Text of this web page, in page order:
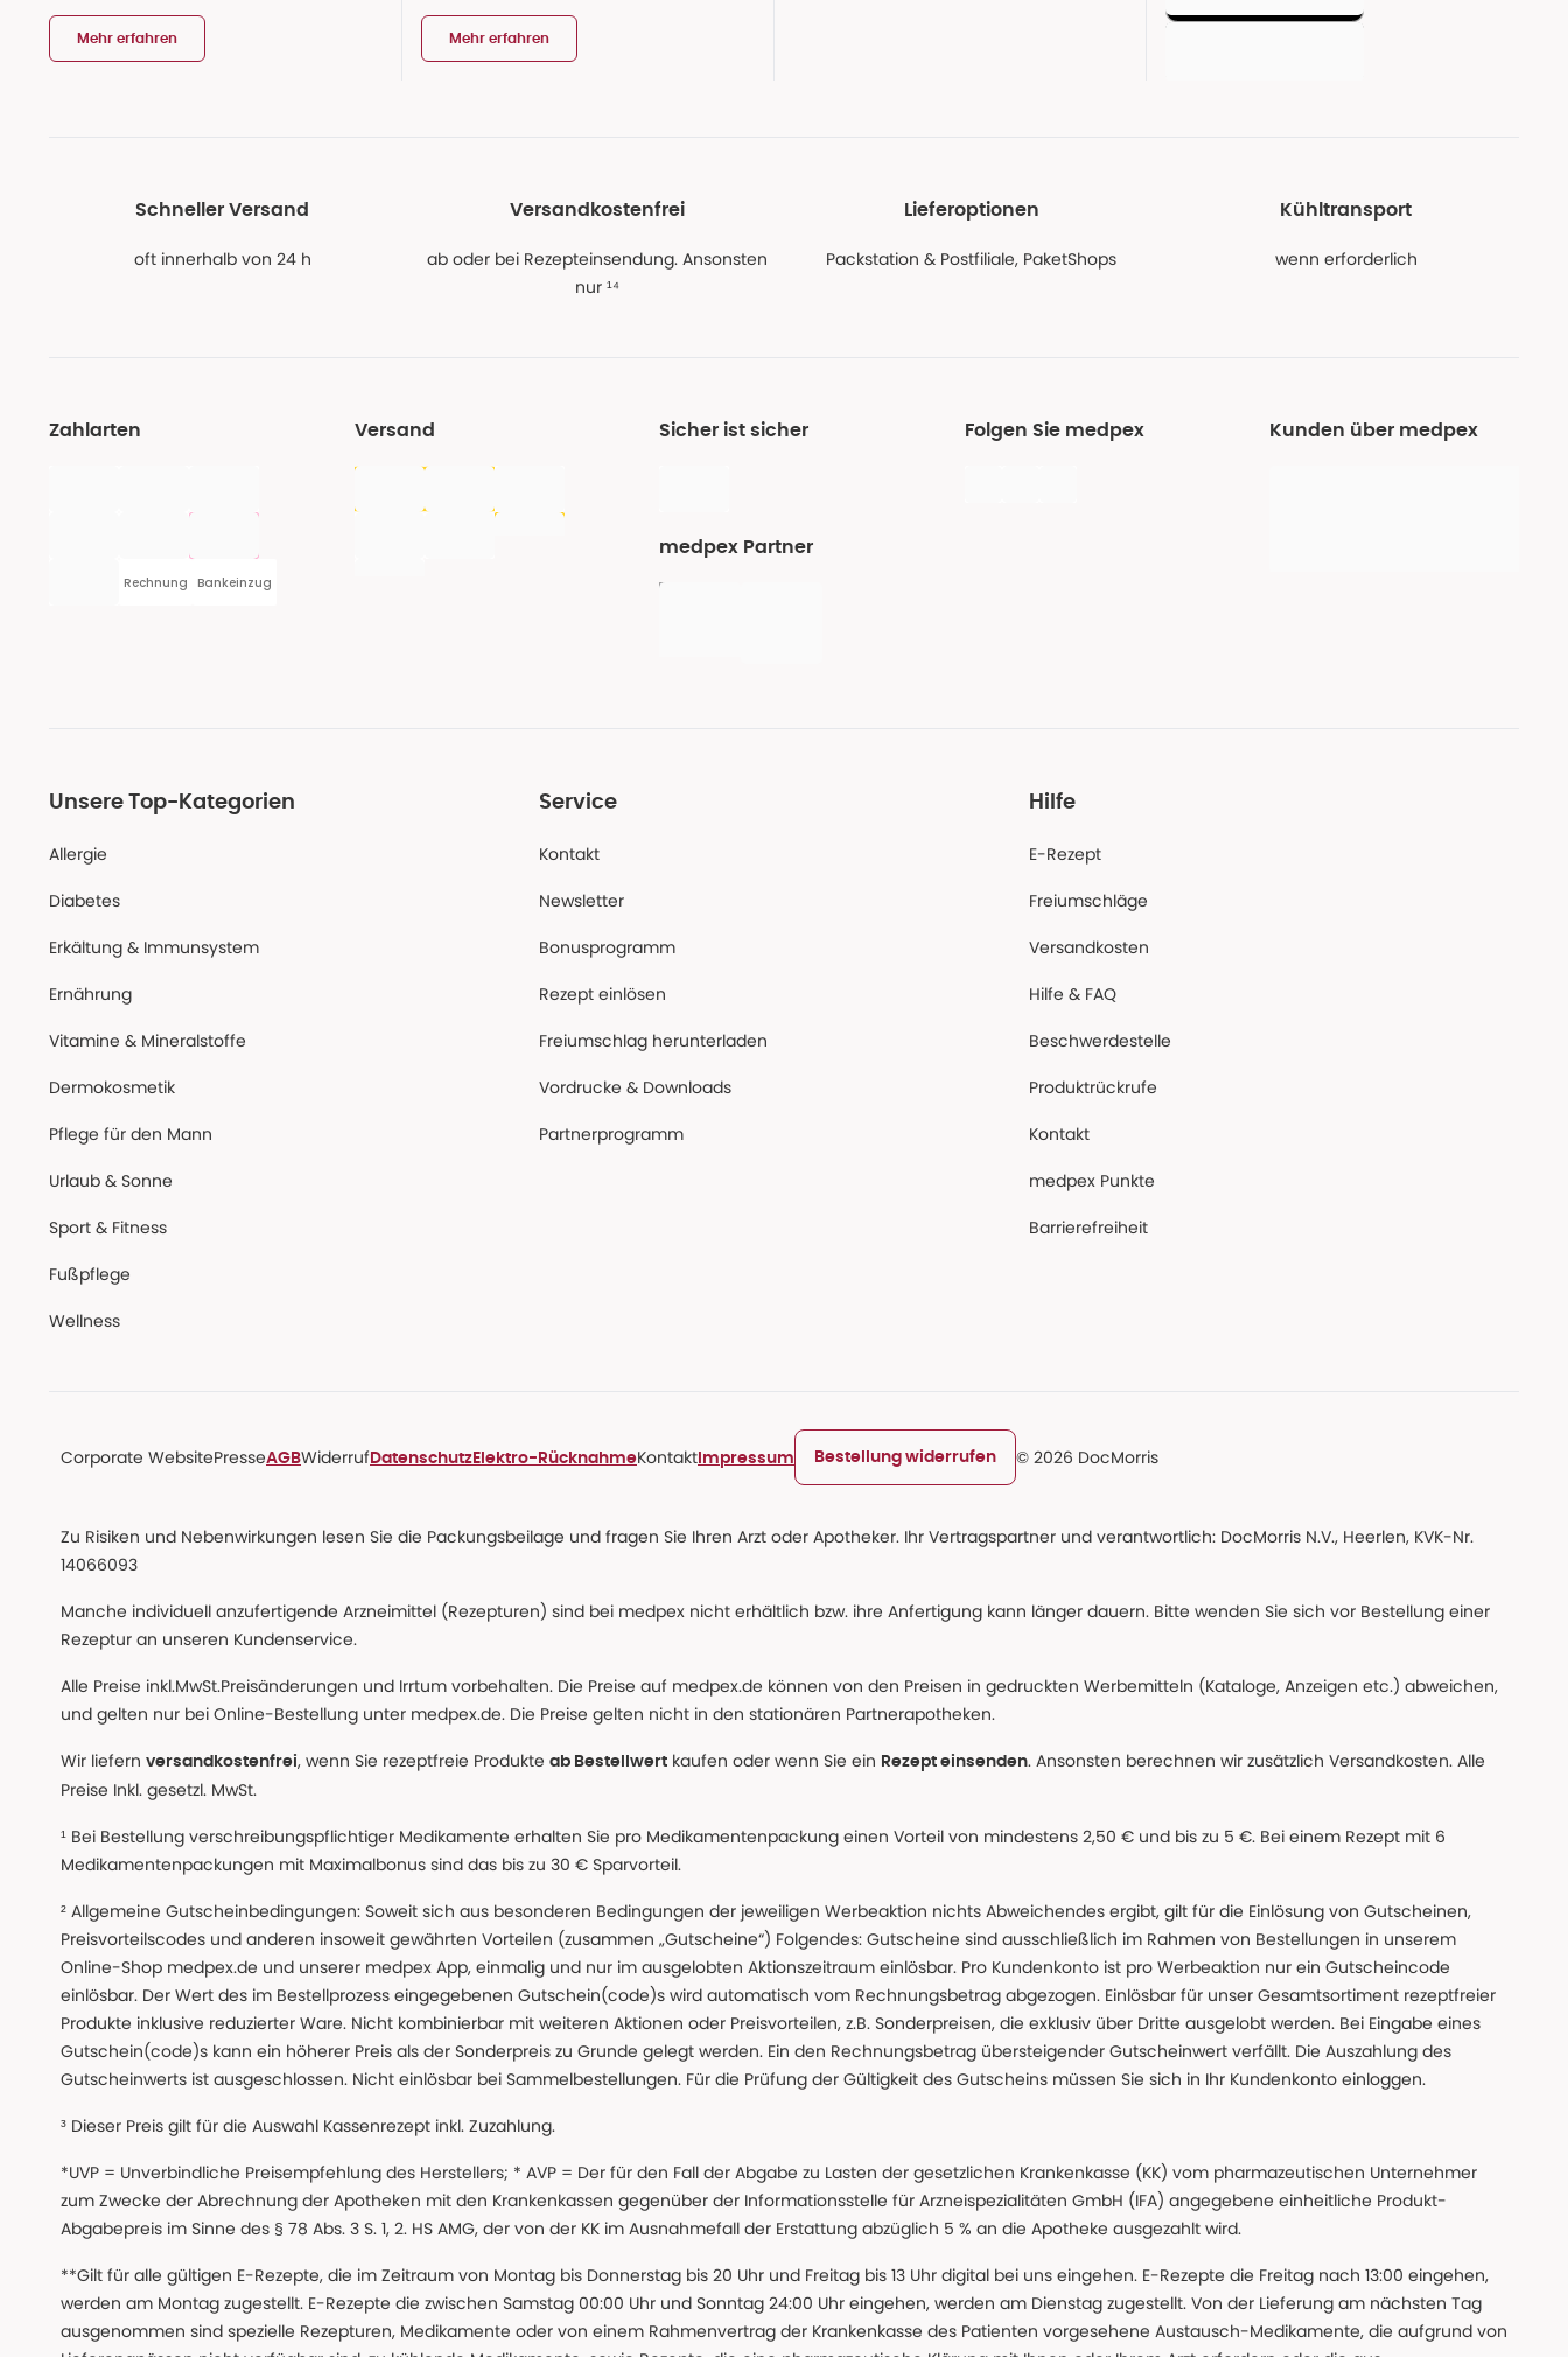
Mehr erfahren Mehr erfahren
Schneller Versand
oft innerhalb von 24 h
Versandkostenfrei
ab oder bei Rezepteinsendung. Ansonsten
nur ¹⁴
Lieferoptionen
Packstation & Postfiliale, PaketShops
Kühltransport
wenn erforderlich
Zahlarten
Rechnung Bankeinzug
Versand Sicher ist sicher
medpex Partner
Folgen Sie medpex Kunden über medpex
Unsere Top-Kategorien
Allergie
Diabetes
Erkältung & Immunsystem
Ernährung
Vitamine & Mineralstoffe
Dermokosmetik
Pflege für den Mann
Urlaub & Sonne
Sport & Fitness
Fußpflege
Wellness
Service
Kontakt
Newsletter
Bonusprogramm
Rezept einlösen
Freiumschlag herunterladen
Vordrucke & Downloads
Partnerprogramm
Hilfe
E-Rezept
Freiumschläge
Versandkosten
Hilfe & FAQ
Beschwerdestelle
Produktrückrufe
Kontakt
medpex Punkte
Barrierefreiheit
Corporate WebsitePresseAGBWiderruf Datenschutz Elektro-RücknahmeKontakt Impressum Bestellung widerrufen © 2026 DocMorris
Zu Risiken und Nebenwirkungen lesen Sie die Packungsbeilage und fragen Sie Ihren Arzt oder Apotheker. Ihr Vertragspartner und verantwortlich: DocMorris N.V., Heerlen, KVK-Nr.
14066093
Manche individuell anzufertigende Arzneimittel (Rezepturen) sind bei medpex nicht erhältlich bzw. ihre Anfertigung kann länger dauern. Bitte wenden Sie sich vor Bestellung einer
Rezeptur an unseren Kundenservice.
Alle Preise inkl.MwSt.Preisänderungen und Irrtum vorbehalten. Die Preise auf medpex.de können von den Preisen in gedruckten Werbemitteln (Kataloge, Anzeigen etc.) abweichen,
und gelten nur bei Online-Bestellung unter medpex.de. Die Preise gelten nicht in den stationären Partnerapotheken.
Wir liefern versandkostenfrei, wenn Sie rezeptfreie Produkte ab Bestellwert kaufen oder wenn Sie ein Rezept einsenden. Ansonsten berechnen wir zusätzlich Versandkosten. Alle
Preise Inkl. gesetzl. MwSt.
¹ Bei Bestellung verschreibungspflichtiger Medikamente erhalten Sie pro Medikamentenpackung einen Vorteil von mindestens 2,50 € und bis zu 5 €. Bei einem Rezept mit 6
Medikamentenpackungen mit Maximalbonus sind das bis zu 30 € Sparvorteil.
² Allgemeine Gutscheinbedingungen: Soweit sich aus besonderen Bedingungen der jeweiligen Werbeaktion nichts Abweichendes ergibt, gilt für die Einlösung von Gutscheinen,
Preisvorteilscodes und anderen insoweit gewährten Vorteilen (zusammen „Gutscheine“) Folgendes: Gutscheine sind ausschließlich im Rahmen von Bestellungen in unserem
Online-Shop medpex.de und unserer medpex App, einmalig und nur im ausgelobten Aktionszeitraum einlösbar. Pro Kundenkonto ist pro Werbeaktion nur ein Gutscheincode
einlösbar. Der Wert des im Bestellprozess eingegebenen Gutschein(code)s wird automatisch vom Rechnungsbetrag abgezogen. Einlösbar für unser Gesamtsortiment rezeptfreier
Produkte inklusive reduzierter Ware. Nicht kombinierbar mit weiteren Aktionen oder Preisvorteilen, z.B. Sonderpreisen, die exklusiv über Dritte ausgelobt werden. Bei Eingabe eines
Gutschein(code)s kann ein höherer Preis als der Sonderpreis zu Grunde gelegt werden. Ein den Rechnungsbetrag übersteigender Gutscheinwert verfällt. Die Auszahlung des
Gutscheinwerts ist ausgeschlossen. Nicht einlösbar bei Sammelbestellungen. Für die Prüfung der Gültigkeit des Gutscheins müssen Sie sich in Ihr Kundenkonto einloggen.
³ Dieser Preis gilt für die Auswahl Kassenrezept inkl. Zuzahlung.
*UVP = Unverbindliche Preisempfehlung des Herstellers; * AVP = Der für den Fall der Abgabe zu Lasten der gesetzlichen Krankenkasse (KK) vom pharmazeutischen Unternehmer
zum Zwecke der Abrechnung der Apotheken mit den Krankenkassen gegenüber der Informationsstelle für Arzneispezialitäten GmbH (IFA) angegebene einheitliche Produkt-
Abgabepreis im Sinne des § 78 Abs. 3 S. 1, 2. HS AMG, der von der KK im Ausnahmefall der Erstattung abzüglich 5 % an die Apotheke ausgezahlt wird.
**Gilt für alle gültigen E-Rezepte, die im Zeitraum von Montag bis Donnerstag bis 20 Uhr und Freitag bis 13 Uhr digital bei uns eingehen. E-Rezepte die Freitag nach 13:00 eingehen,
werden am Montag zugestellt. E-Rezepte die zwischen Samstag 00:00 Uhr und Sonntag 24:00 Uhr eingehen, werden am Dienstag zugestellt. Von der Lieferung am nächsten Tag
ausgenommen sind spezielle Rezepturen, Medikamente oder von einem Rahmenvertrag der Krankenkasse des Patienten vorgesehene Austausch-Medikamente, die aufgrund von